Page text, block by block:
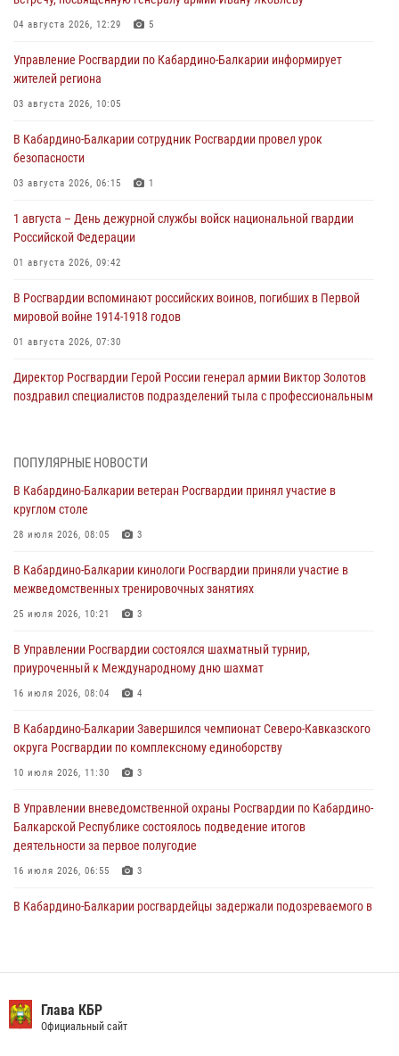
04 августа 2026, 12:29 5
Управление Росгвардии по Кабардино-Балкарии информирует
жителей региона
03 августа 2026, 10:05
В Кабардино‑Балкарии сотрудник Росгвардии провел урок
безопасности
03 августа 2026, 06:15 1
1 августа – День дежурной службы войск национальной гвардии
Российской Федерации
01 августа 2026, 09:42
В Росгвардии вспоминают российских воинов, погибших в Первой
мировой войне 1914-1918 годов
01 августа 2026, 07:30
Директор Росгвардии Герой России генерал армии Виктор Золотов
поздравил специалистов подразделений тыла с профессиональным
направлении
31 июля 2026, 09:22
генерала армии Виктора Золотова с заместителем полномочного
представителя Президента Российской Федерации в Северо-
Кавказском федеральном округе Виталием Кузнецовым
Управление Росгвардии по Кабардино-Балкарской Республике
информирует
В Кабардино-Балкарии нештатные инструктора подразделений
Росгвардии отработали профессиональные навыки
ПОПУЛЯРНЫЕ НОВОСТИ
В Кабардино-Балкарии ветеран Росгвардии принял участие в
круглом столе
28 июля 2026, 08:05 3
В Кабардино-Балкарии кинологи Росгвардии приняли участие в
межведомственных тренировочных занятиях
25 июля 2026, 10:21 3
В Управлении Росгвардии состоялся шахматный турнир,
приуроченный к Международному дню шахмат
16 июля 2026, 08:04 4
В Кабардино-Балкарии Завершился чемпионат Северо-Кавказского
округа Росгвардии по комплексному единоборству
10 июля 2026, 11:30 3
В Управлении вневедомственной охраны Росгвардии по Кабардино-
Балкарской Республике состоялось подведение итогов
деятельности за первое полугодие
16 июля 2026, 06:55 3
В Кабардино-Балкарии росгвардейцы задержали подозреваемого в
округе Росгвардии
09 июля 2026, 08:36
Глава КБР
Официальный сайт